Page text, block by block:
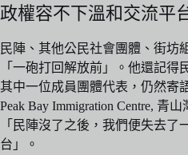
政權容不下溫和交流平
民陣、其他公民社會團體、街坊
「一砲打回解放前」。他還記
其中一位成員團體代表，仍然寄
Peak Bay Immigration Centre, 青
「民陣沒了之後，我們便失去
台」。